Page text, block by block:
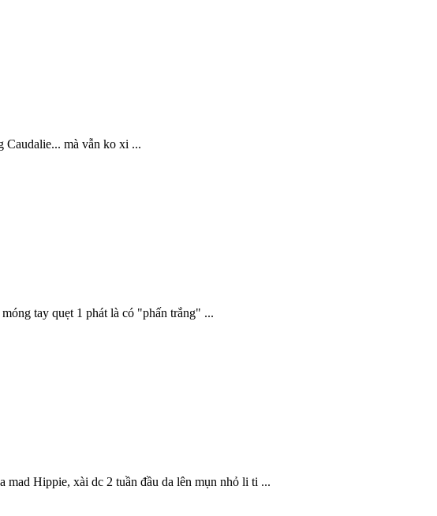
Caudalie... mà vẫn ko xi ...
tay quẹt 1 phát là có "phấn trắng" ...
mad Hippie, xài dc 2 tuần đầu da lên mụn nhỏ li ti ...